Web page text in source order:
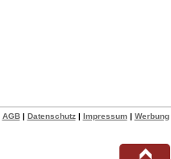
AGB| Datenschutz| Impressum| Werbung